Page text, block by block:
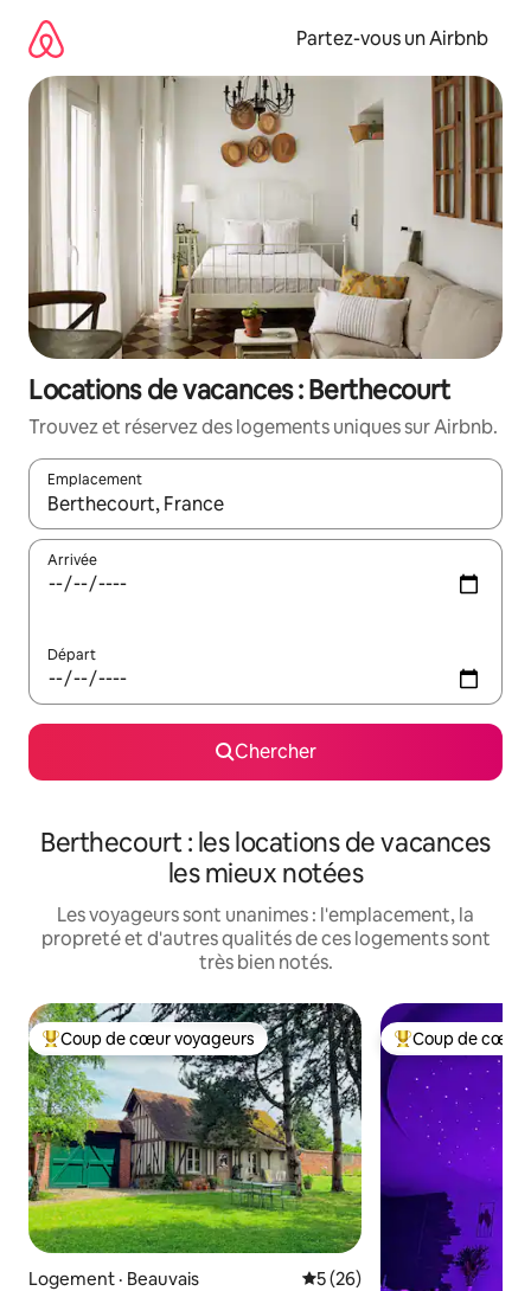
directement
contenu
Partez-vous un Airbnb
Locations de vacances : Berthecourt
Trouvez et réservez des logements uniques sur Airbnb.
Emplacement
Quand les résultats sont affichés, parcourez-les en utilisant
Arrivée
Départ
Chercher
Berthecourt : les locations de vacances
les mieux notées
Les voyageurs sont unanimes : l'emplacement, la
propreté et d'autres qualités de ces logements sont
très bien notés.
Coup de cœur voyageurs parmi les plus aimés
Coup de cœur voyageurs
Logement · Beauvais Note moyenne de 5 sur 5,
5 (26)
Coup de cœur
Coup de cœur